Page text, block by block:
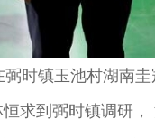
时镇玉池村湖南
到弼时镇调研，